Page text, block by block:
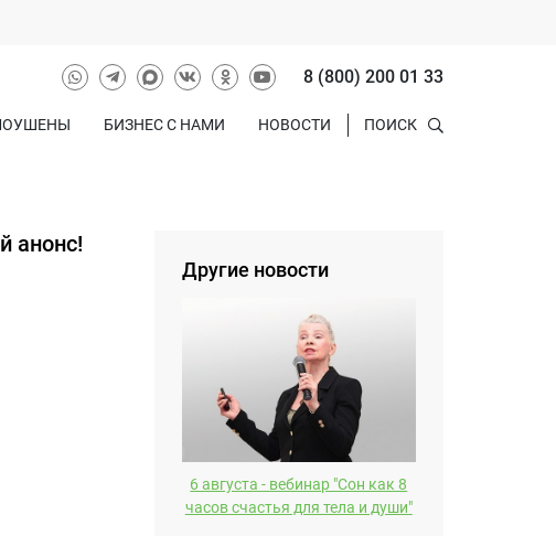
8 (800) 200 01 33
БИЗНЕС С НАМИ НОВОСТИ ПОИСК
анонс!
Другие новости
6 августа - вебинар "Сон как 8
часов счастья для тела и души"